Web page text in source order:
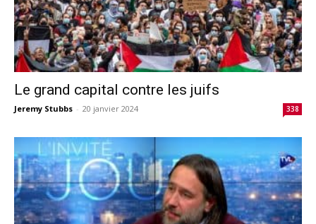
Le grand capital contre les juifs
Jeremy Stubbs - 20 janvier 2024 338